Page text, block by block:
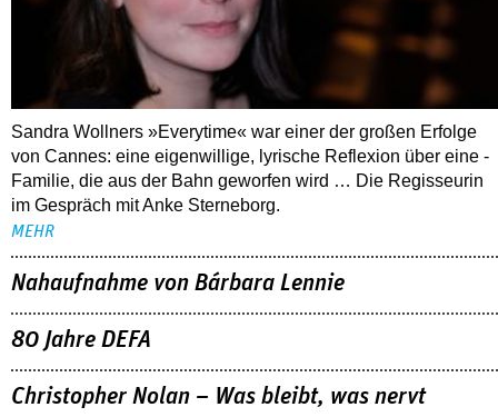
Sandra Wollners »Everytime« war einer der großen Erfolge
von Cannes: eine eigenwillige, lyrische Reflexion über eine ­
Familie, die aus der Bahn geworfen wird … Die Regisseurin
im Gespräch mit Anke Sterneborg.
MEHR
Nahaufnahme von Bárbara Lennie
80 Jahre DEFA
Christopher Nolan – Was bleibt, was nervt